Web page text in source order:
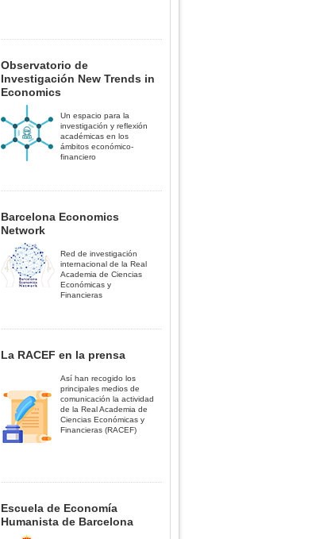
Observatorio de
Investigación New Trends in
Economics
Un espacio para la
investigación y reflexión
académicas en los
ámbitos económico-
financiero
Barcelona Economics
Network
Red de investigación
internacional de la Real
Academia de Ciencias
Económicas y
Financieras
La RACEF en la prensa
Así han recogido los
principales medios de
comunicación la actividad
de la Real Academia de
Ciencias Económicas y
Financieras (RACEF)
Escuela de Economía
Humanista de Barcelona